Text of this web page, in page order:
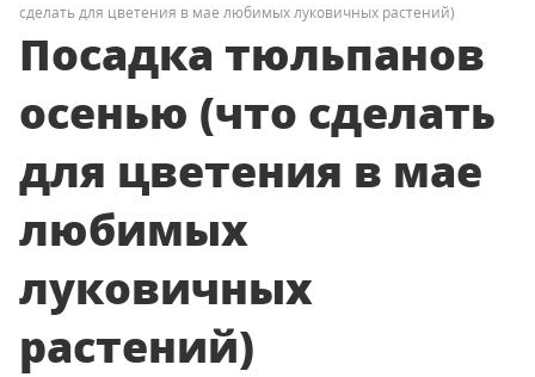
сделать для цветения в мае любимых луковичных растений)
Посадка тюльпанов
осенью (что сделать
для цветения в мае
любимых
луковичных
растений)